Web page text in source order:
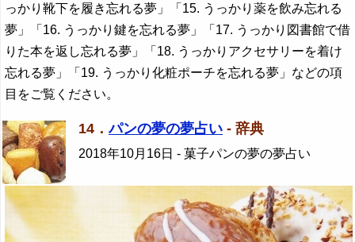
っかり靴下を履き忘れる夢」「15. うっかり薬を飲み忘れる
夢」「16. うっかり鍵を忘れる夢」「17. うっかり図書館で借
りた本を返し忘れる夢」「18. うっかりアクセサリーを着け
忘れる夢」「19. うっかり化粧ポーチを忘れる夢」などの項
目をご覧ください。
14．パンの夢の夢占い - 辞典
2018年10月16日 - 菓子パンの夢の夢占い